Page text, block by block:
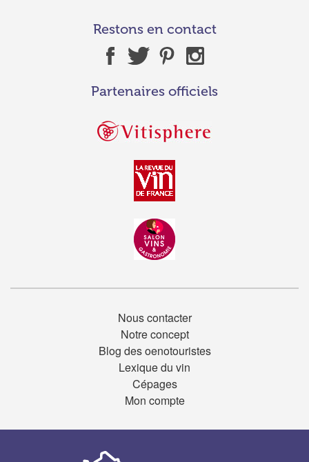
Restons en contact
Partenaires officiels
Nous contacter
Notre concept
Blog des oenotouristes
Lexique du vin
Cépages
Mon compte